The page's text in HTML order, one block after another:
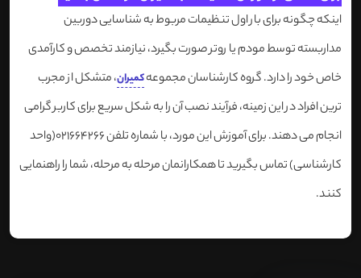
اینکه چگونه برای بار اول تنظیمات مربوط به شناسایی دوربین
مداربسته توسط مودم یا روتر صورت بگیرد، نیازمند تخصص و کارآمدی
خاص خود را دارد. گروه کارشناسان مجموعهکمیران، متشکل از مجرب
ترین افراد در این زمینه، فرآیند نصب آن را به شکل سریع برای کاربر گرامی
انجام می دهند. برای آموزش این مورد، با شماره تلفن 021664266(واحد
کارشناسی) تماس بگیرید تا همکارانمان مرحله به مرحله، شما را راهنمایی
کنند.